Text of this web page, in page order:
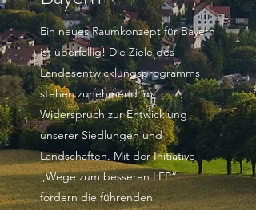
Ein neues Raumkonzept für Bayern
ist überfällig! Die Ziele des
Landesentwicklungsprogramms
stehen zunehmend im
Widerspruch zur Entwicklung
unserer Siedlungen und
Landschaften. Mit der Initiative
„Wege zum besseren LEP“
fordern die führenden